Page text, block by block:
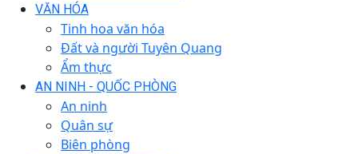
VĂN HÓA
Tinh hoa văn hóa
Đất và người Tuyên Quang
Ẩm thực
AN NINH - QUỐC PHÒNG
An ninh
Quân sự
Biên phòng